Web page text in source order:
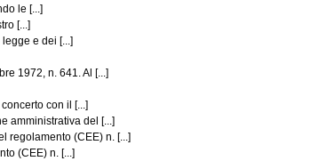
le [...]
[...]
e dei [...]
1972, n. 641. Al [...]
con il [...]
amministrativa del [...]
regolamento (CEE) n. [...]
(CEE) n. [...]